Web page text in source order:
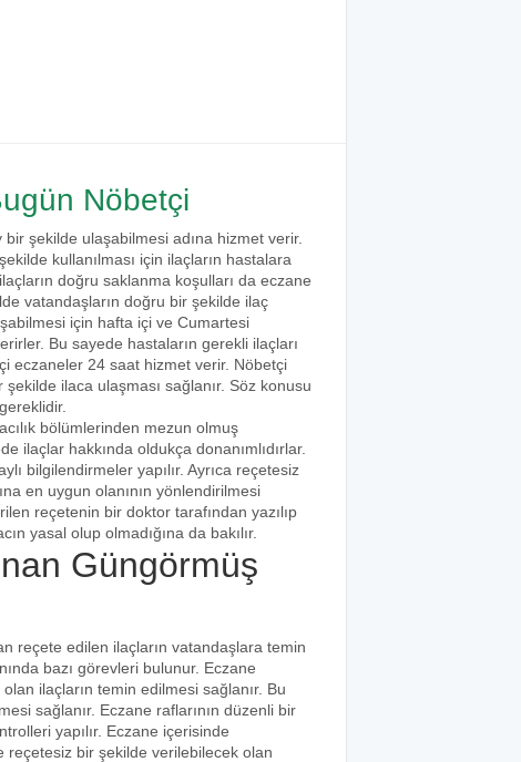
Nöbetçi
bir şekilde ulaşabilmesi adına hizmet verir.
kullanılması için ilaçların hastalara
ilaçların doğru saklanma koşulları da eczane
vatandaşların doğru bir şekilde ilaç
için hafta içi ve Cumartesi
Bu sayede hastaların gerekli ilaçları
eczaneler 24 saat hizmet verir. Nöbetçi
ilaca ulaşması sağlanır. Söz konusu
bölümlerinden mezun olmuş
ilaçlar hakkında oldukça donanımlıdırlar.
bilgilendirmeler yapılır. Ayrıca reçetesiz
en uygun olanının yönlendirilmesi
reçetenin bir doktor tarafından yazılıp
yasal olup olmadığına da bakılır.
Güngörmüş
reçete edilen ilaçların vatandaşlara temin
bazı görevleri bulunur. Eczane
ilaçların temin edilmesi sağlanır. Bu
sağlanır. Eczane raflarının düzenli bir
yapılır. Eczane içerisinde
reçetesiz bir şekilde verilebilecek olan